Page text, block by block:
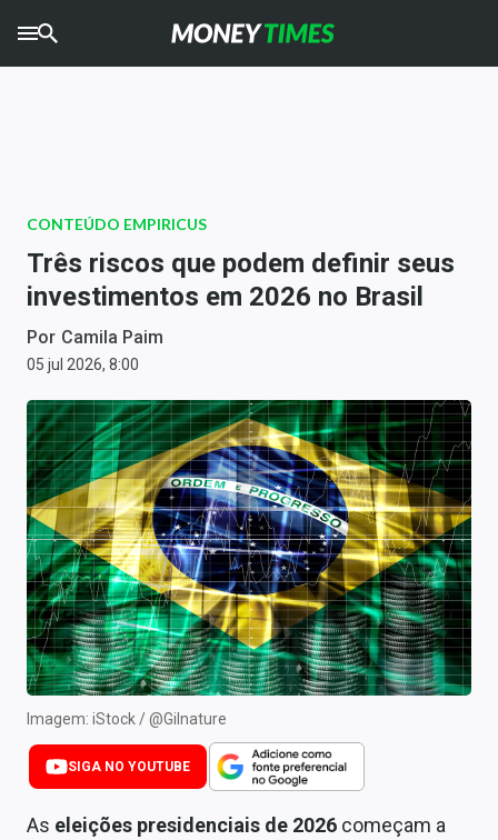
Giro do Mercado
Newsletters
Money Trader
Anuncie
Últimas Notícias
Newsletters
Cotações
Comprar ou vender?
Carteiras Recomendadas
Central de Dividendos
Central de Fundos Imobiliários
CONTEÚDO EMPIRICUS
Três riscos que podem definir seus
investimentos em 2026 no Brasil
Por Camila Paim
05 jul 2026, 8:00
Imagem: iStock / @Gilnature
SIGA NO YOUTUBE
As eleições presidenciais de 2026 começam a